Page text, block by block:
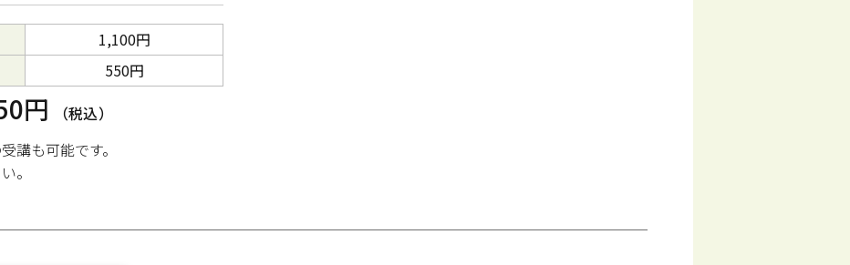
1,100円
550円
円
（税込）
講も可能です。
。